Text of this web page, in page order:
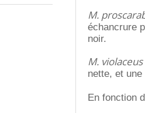
M.
échancrure
noir.
M. violaceus
nette, et
En fonction